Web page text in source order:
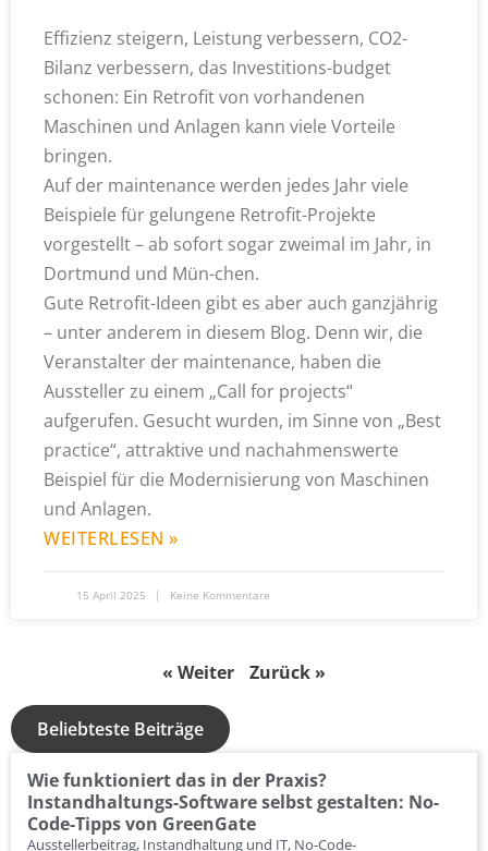
Effizienz steigern, Leistung verbessern, CO2-
Bilanz verbessern, das Investitions-budget
schonen: Ein Retrofit von vorhandenen
Maschinen und Anlagen kann viele Vorteile
bringen.
Auf der maintenance werden jedes Jahr viele
Beispiele für gelungene Retrofit-Projekte
vorgestellt – ab sofort sogar zweimal im Jahr, in
Dortmund und Mün-chen.
Gute Retrofit-Ideen gibt es aber auch ganzjährig
– unter anderem in diesem Blog. Denn wir, die
Veranstalter der maintenance, haben die
Aussteller zu einem „Call for projects“
aufgerufen. Gesucht wurden, im Sinne von „Best
practice“, attraktive und nachahmenswerte
Beispiel für die Modernisierung von Maschinen
und Anlagen.
WEITERLESEN »
15 April 2025 Keine Kommentare
« Weiter Zurück »
Beliebteste Beiträge
Wie funktioniert das in der Praxis?
Instandhaltungs-Software selbst gestalten: No-
Code-Tipps von GreenGate
Ausstellerbeitrag, Instandhaltung und IT, No-Code-